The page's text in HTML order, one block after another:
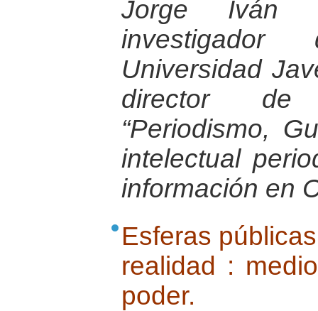
Jorge Iván
Universidad
director de
“Periodismo,
intelectual
información en
Esferas
realidad :
poder.